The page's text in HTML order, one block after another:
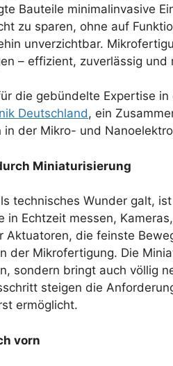
Bauteile minimalinvasive
zu sparen, ohne auf
unverzichtbar.
– effizient, zuverlässig und
die gebündelte Expertise
Deutschland, ein
in der Mikro- und
Miniaturisierung
technisches Wunder galt,
in Echtzeit messen,
Aktuatoren, die feinste
der Mikrofertigung. Die
sondern bringt auch völlig
steigen die
ermöglicht.
vorn